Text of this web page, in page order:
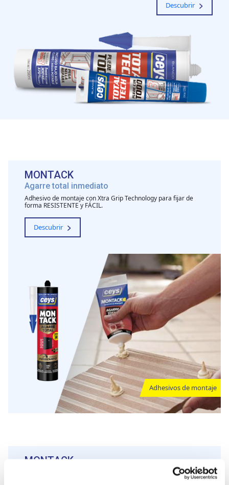
Descubrir
MONTACK
Agarre total inmediato
Adhesivo de montaje con Xtra Grip Technology para fijar de
forma RESISTENTE y FÁCIL.
Descubrir
Adhesivos de montaje
MONTACK